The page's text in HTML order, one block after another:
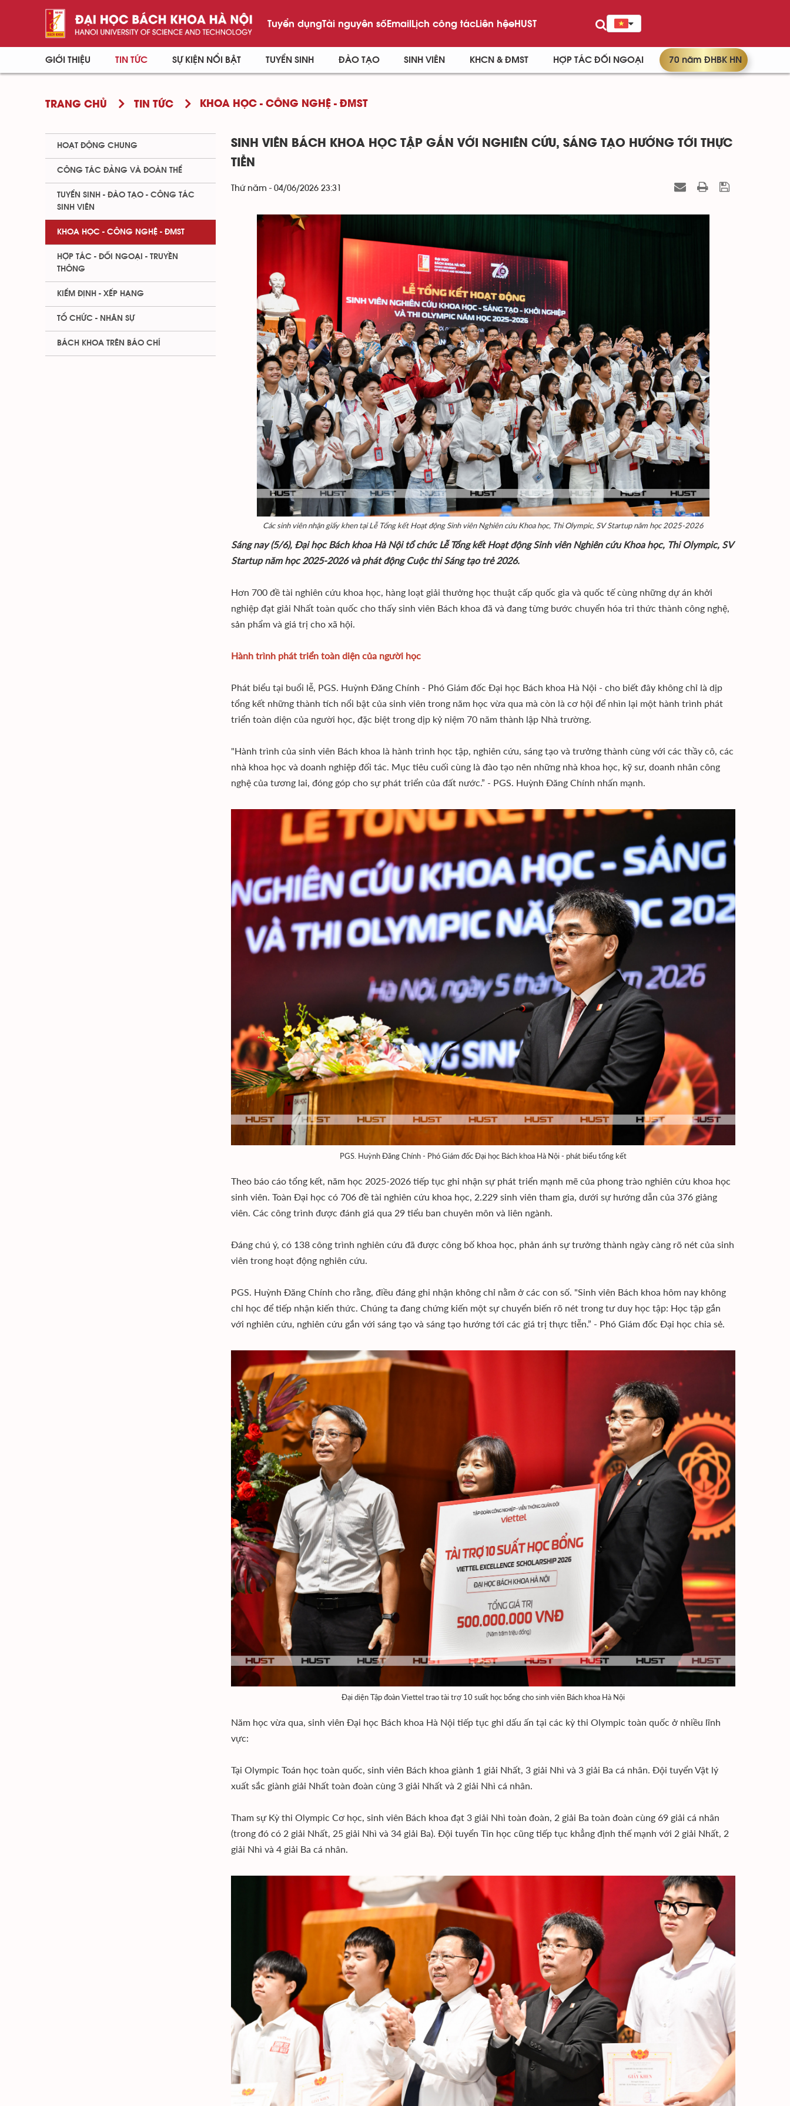
Tuyển dụngTài nguyên sốEmailLịch công tácLiên hệeHUST
GIỚI THIỆU TIN TỨC SỰ KIỆN NỔI BẬT TUYỂN SINH ĐÀO TẠO SINH VIÊN KHCN & ĐMST HỢP TÁC ĐỐI NGOẠI 70 năm ĐHBK HN
TRANG CHỦ TIN TỨC KHOA HỌC - CÔNG NGHỆ - ĐMST
SINH VIÊN BÁCH KHOA HỌC TẬP GẮN VỚI NGHIÊN CỨU, SÁNG TẠO HƯỚNG TỚI THỰC
TIỄN
Thứ năm - 04/06/2026 23:31
Các sinh viên nhận giấy khen tại Lễ Tổng kết Hoạt động Sinh viên Nghiên cứu Khoa học, Thi Olympic, SV Startup năm học 2025-2026
Sáng nay (5/6), Đại học Bách khoa Hà Nội tổ chức Lễ Tổng kết Hoạt động Sinh viên Nghiên cứu Khoa học, Thi Olympic, SV
Startup năm học 2025-2026 và phát động Cuộc thi Sáng tạo trẻ 2026.
Hơn 700 đề tài nghiên cứu khoa học, hàng loạt giải thưởng học thuật cấp quốc gia và quốc tế cùng những dự án khởi
nghiệp đạt giải Nhất toàn quốc cho thấy sinh viên Bách khoa đã và đang từng bước chuyển hóa tri thức thành công nghệ,
sản phẩm và giá trị cho xã hội.
Hành trình phát triển toàn diện của người học
Phát biểu tại buổi lễ, PGS. Huỳnh Đăng Chính - Phó Giám đốc Đại học Bách khoa Hà Nội - cho biết đây không chỉ là dịp
tổng kết những thành tích nổi bật của sinh viên trong năm học vừa qua mà còn là cơ hội để nhìn lại một hành trình phát
triển toàn diện của người học, đặc biệt trong dịp kỷ niệm 70 năm thành lập Nhà trường.
"Hành trình của sinh viên Bách khoa là hành trình học tập, nghiên cứu, sáng tạo và trưởng thành cùng với các thầy cô, các
nhà khoa học và doanh nghiệp đối tác. Mục tiêu cuối cùng là đào tạo nên những nhà khoa học, kỹ sư, doanh nhân công
nghệ của tương lai, đóng góp cho sự phát triển của đất nước.” - PGS. Huỳnh Đăng Chính nhấn mạnh.
PGS. Huỳnh Đăng Chính - Phó Giám đốc Đại học Bách khoa Hà Nội - phát biểu tổng kết
Theo báo cáo tổng kết, năm học 2025-2026 tiếp tục ghi nhận sự phát triển mạnh mẽ của phong trào nghiên cứu khoa học
sinh viên. Toàn Đại học có 706 đề tài nghiên cứu khoa học, 2.229 sinh viên tham gia, dưới sự hướng dẫn của 376 giảng
viên. Các công trình được đánh giá qua 29 tiểu ban chuyên môn và liên ngành.
Đáng chú ý, có 138 công trình nghiên cứu đã được công bố khoa học, phản ánh sự trưởng thành ngày càng rõ nét của sinh
viên trong hoạt động nghiên cứu.
PGS. Huỳnh Đăng Chính cho rằng, điều đáng ghi nhận không chỉ nằm ở các con số. "Sinh viên Bách khoa hôm nay không
chỉ học để tiếp nhận kiến thức. Chúng ta đang chứng kiến một sự chuyển biến rõ nét trong tư duy học tập: Học tập gắn
với nghiên cứu, nghiên cứu gắn với sáng tạo và sáng tạo hướng tới các giá trị thực tiễn.” - Phó Giám đốc Đại học chia sẻ.
Đại diện Tập đoàn Viettel trao tài trợ 10 suất học bổng cho sinh viên Bách khoa Hà Nội
Năm học vừa qua, sinh viên Đại học Bách khoa Hà Nội tiếp tục ghi dấu ấn tại các kỳ thi Olympic toàn quốc ở nhiều lĩnh
vực:
Tại Olympic Toán học toàn quốc, sinh viên Bách khoa giành 1 giải Nhất, 3 giải Nhì và 3 giải Ba cá nhân. Đội tuyển Vật lý
xuất sắc giành giải Nhất toàn đoàn cùng 3 giải Nhất và 2 giải Nhì cá nhân.
Tham sự Kỳ thi Olympic Cơ học, sinh viên Bách khoa đạt 3 giải Nhì toàn đoàn, 2 giải Ba toàn đoàn cùng 69 giải cá nhân
(trong đó có 2 giải Nhất, 25 giải Nhì và 34 giải Ba). Đội tuyển Tin học cũng tiếp tục khẳng định thế mạnh với 2 giải Nhất, 2
giải Nhì và 4 giải Ba cá nhân.
HOẠT ĐỘNG CHUNG
CÔNG TÁC ĐẢNG VÀ ĐOÀN THỂ
TUYỂN SINH - ĐÀO TẠO - CÔNG TÁC
SINH VIÊN
KHOA HỌC - CÔNG NGHỆ - ĐMST
HỢP TÁC - ĐỐI NGOẠI - TRUYỀN
THÔNG
KIỂM ĐỊNH - XẾP HẠNG
TỔ CHỨC - NHÂN SỰ
BÁCH KHOA TRÊN BÁO CHÍ